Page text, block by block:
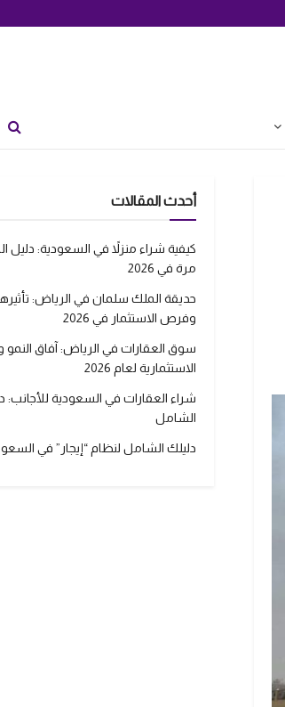
أحدث المقالات
كيفية شراء منزلاً في السعودية: دليل
مرة في 2026
حديقة الملك سلمان في الرياض:
وفرص الاستثمار في 2026
سوق العقارات في الرياض: آفاق
الاستثمارية لعام 2026
الشامل
دليلك الشامل لنظام “إيجار” في السعودية